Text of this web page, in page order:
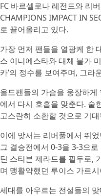
FC 바르셀로나 레전드와 리
CHAMPIONS IMPACT IN
로 끌어올리고 있다.
가장 먼저 팬들을 열광케 한
스 이니에스타와 대체 불가
카’의 정수를 보여주며, 그
올드팬들의 가슴을 웅장하게
에서 다시 호흡을 맞춘다. 숱
고스란히 소환할 것으로 기
이에 맞서는 리버풀에서 뛰
그 결승전에서 0-3을 3-3으
틴 스티븐 제라드를 필두로,
며 맹활약했던 루이스 가르
세대를 아우르는 전설들의